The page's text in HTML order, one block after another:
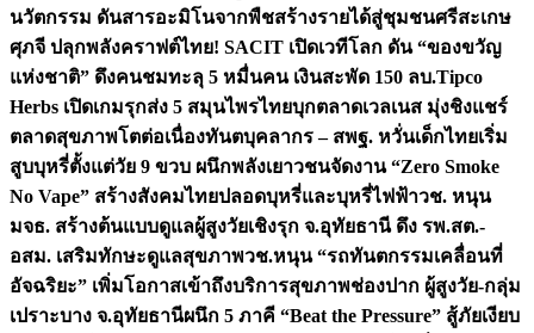
นวัตกรรม ดันสารอะมิโนจากพืชสร้างรายได้สู่ชุมชนศรีสะเกษ
ศุภจี ปลุกพลังคราฟต์ไทย! SACIT เปิดเวทีโลก ดัน “ของขวัญ
แห่งชาติ” ดึงคนชมทะลุ 5 หมื่นคน เงินสะพัด 150 ลบ.Tipco
Herbs เปิดเกมรุกส่ง 5 สมุนไพรไทยบุกตลาดเวลเนส มุ่งชิงแชร์
ตลาดสุขภาพโตต่อเนื่องทันตบุคลากร – สพฐ. หวั่นเด็กไทยเริ่ม
สูบบุหรี่ตั้งแต่วัย 9 ขวบ ผนึกพลังเยาวชนจัดงาน “Zero Smoke
No Vape” สร้างสังคมไทยปลอดบุหรี่และบุหรี่ไฟฟ้าวช. หนุน
มจธ. สร้างต้นแบบดูแลผู้สูงวัยเชิงรุก จ.อุทัยธานี ดึง รพ.สต.-
อสม. เสริมทักษะดูแลสุขภาพวช.หนุน “รถทันตกรรมเคลื่อนที่
อัจฉริยะ” เพิ่มโอกาสเข้าถึงบริการสุขภาพช่องปาก ผู้สูงวัย-กลุ่ม
เปราะบาง จ.อุทัยธานีผนึก 5 ภาคี “Beat the Pressure” สู้ภัยเงียบ